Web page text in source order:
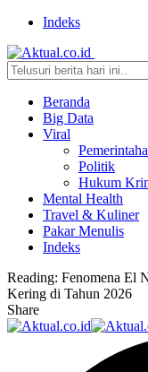
Indeks
Beranda
Big Data
Viral
Politik
Hukum
Mental Health
Travel & Kuliner
Pakar Menulis
Indeks
Reading: Fenomena El
Kering di Tahun 2026
Share